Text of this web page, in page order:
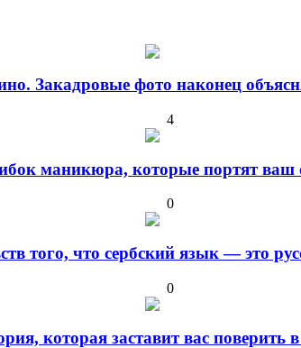
Закадровые фото наконец
4
маникюра, которые портят ваш
0
того, что сербский язык — это
0
которая заставит вас